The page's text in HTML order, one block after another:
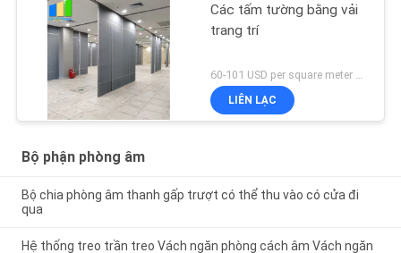
Các tấm tường bằng vải
trang trí
60-101 USD per square meter MOQ:MOQ KHÔNG
LIÊN LẠC
Bộ phận phòng âm
Bộ chia phòng âm thanh gấp trượt có thể thu vào có cửa đi
qua
Hệ thống treo trần treo Vách ngăn phòng cách âm Vách ngăn